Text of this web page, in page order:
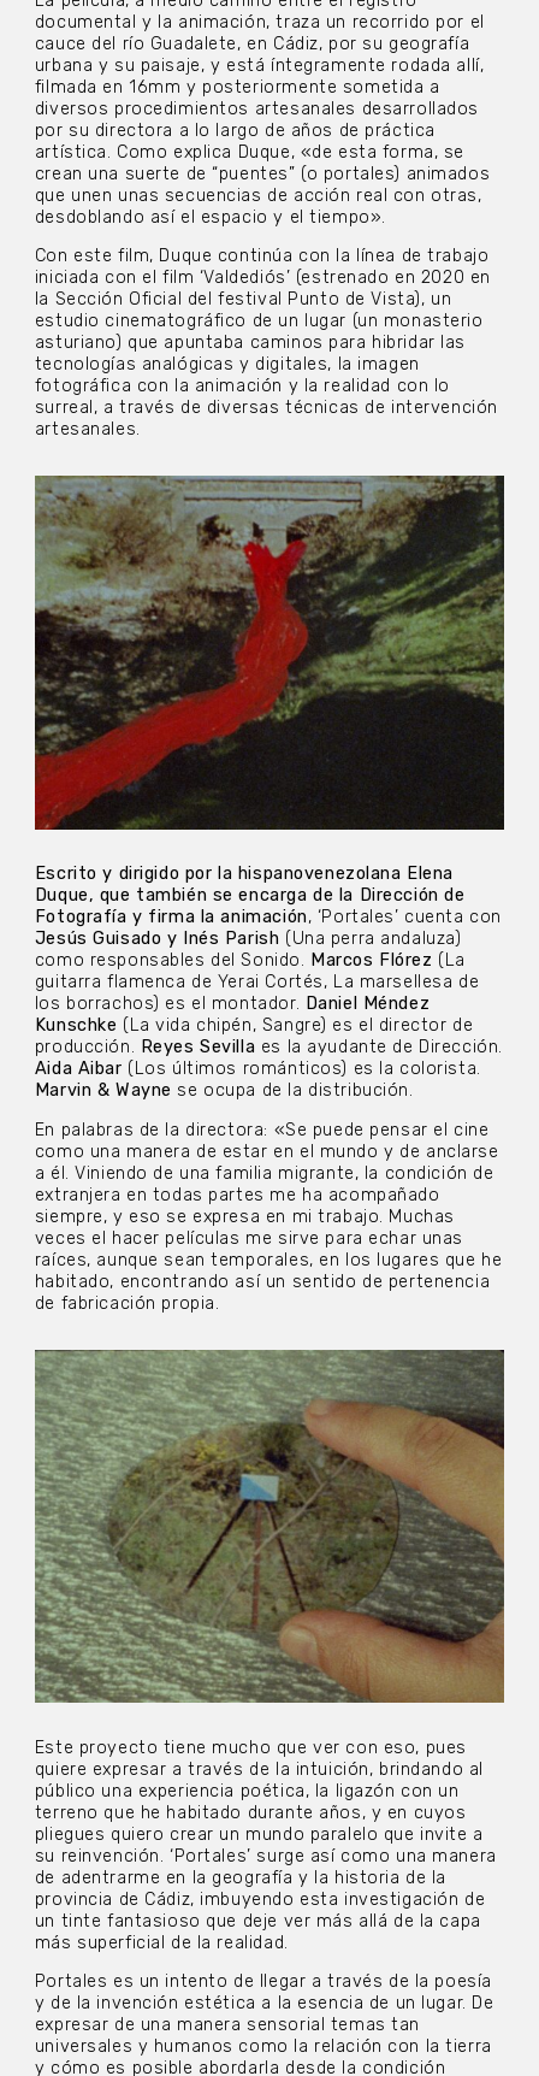
documental y la animación, traza un recorrido por el
cauce del río Guadalete, en Cádiz, por su geografía
urbana y su paisaje, y está íntegramente rodada allí,
filmada en 16mm y posteriormente sometida a
diversos procedimientos artesanales desarrollados
por su directora a lo largo de años de práctica
artística. Como explica Duque, «de esta forma, se
crean una suerte de “puentes” (o portales) animados
que unen unas secuencias de acción real con otras,
desdoblando así el espacio y el tiempo».
Con este film, Duque continúa con la línea de trabajo
iniciada con el film ‘Valdediós’ (estrenado en 2020 en
la Sección Oficial del festival Punto de Vista), un
estudio cinematográfico de un lugar (un monasterio
asturiano) que apuntaba caminos para hibridar las
tecnologías analógicas y digitales, la imagen
fotográfica con la animación y la realidad con lo
surreal, a través de diversas técnicas de intervención
artesanales.
Escrito y dirigido por la hispanovenezolana Elena
Duque, que también se encarga de la Dirección de
Fotografía y firma la animación, ‘Portales’ cuenta con
Jesús Guisado y Inés Parish (Una perra andaluza)
como responsables del Sonido. Marcos Flórez (La
guitarra flamenca de Yerai Cortés, La marsellesa de
los borrachos) es el montador. Daniel Méndez
Kunschke (La vida chipén, Sangre) es el director de
producción. Reyes Sevilla es la ayudante de Dirección.
Aida Aibar (Los últimos románticos) es la colorista.
Marvin & Wayne se ocupa de la distribución.
En palabras de la directora: «Se puede pensar el cine
como una manera de estar en el mundo y de anclarse
a él. Viniendo de una familia migrante, la condición de
extranjera en todas partes me ha acompañado
siempre, y eso se expresa en mi trabajo. Muchas
veces el hacer películas me sirve para echar unas
raíces, aunque sean temporales, en los lugares que he
habitado, encontrando así un sentido de pertenencia
de fabricación propia.
Este proyecto tiene mucho que ver con eso, pues
quiere expresar a través de la intuición, brindando al
público una experiencia poética, la ligazón con un
terreno que he habitado durante años, y en cuyos
pliegues quiero crear un mundo paralelo que invite a
su reinvención. ‘Portales’ surge así como una manera
de adentrarme en la geografía y la historia de la
provincia de Cádiz, imbuyendo esta investigación de
un tinte fantasioso que deje ver más allá de la capa
más superficial de la realidad.
Portales es un intento de llegar a través de la poesía
y de la invención estética a la esencia de un lugar. De
expresar de una manera sensorial temas tan
universales y humanos como la relación con la tierra
y cómo es posible abordarla desde la condición